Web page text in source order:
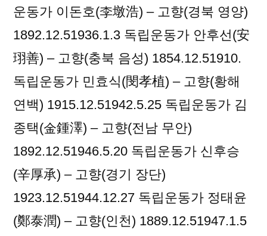
운동가 이돈호(李墩浩) – 고향(경북 영양)
1892.12.51936.1.3 독립운동가 안후선(安
珝善) – 고향(충북 음성) 1854.12.51910.
독립운동가 민효식(閔孝植) – 고향(황해
연백) 1915.12.51942.5.25 독립운동가 김
종택(金鍾澤) – 고향(전남 무안)
1892.12.51946.5.20 독립운동가 신후승
(辛厚承) – 고향(경기 장단)
1923.12.51944.12.27 독립운동가 정태윤
(鄭泰潤) – 고향(인천) 1889.12.51947.1.5